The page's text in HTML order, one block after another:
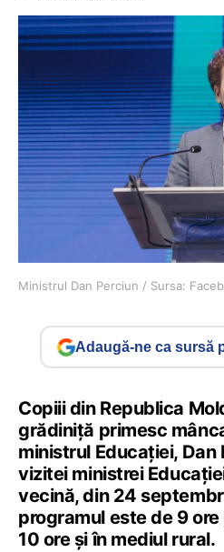
Ministrul Dan Perciun / Sursa:
Adaugă-ne ca sursă
Copiii din Republica
grădiniță primesc
ministrul Educației, Dan
vizitei ministrei
vecină, din 24
programul este de 9
10 ore și în mediul rural.